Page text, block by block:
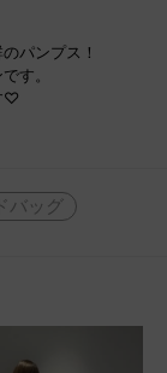
パンプス！
す。
♡
バッグ